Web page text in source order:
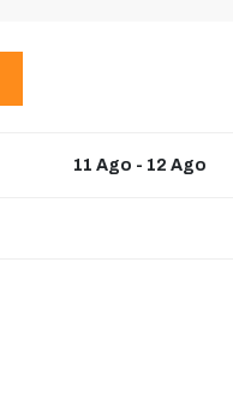
11 Ago - 12 Ago